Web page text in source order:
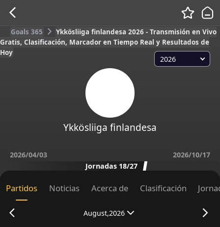
Goals 365
Ykkösliiga finlandesa 2026 - Transmisión en Vivo
Gratis, Clasificación, Marcador en Tiempo Real y Resultados de
Hoy
2026
Ykkösliiga finlandesa
2026/04/03
2026/10/17
Jornadas 18/27
Partidos Noticias Acerca de Clasificación
August,2026